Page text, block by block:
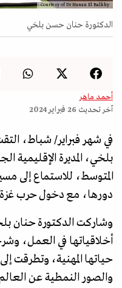
Courtesy of Dr Hanan El Balkhy
الدكتورة حنان حسن بلخي
أحمد ماهر
آخر تحديث 26 فبراير 2024
في شهر فبراير/ شباط،
بلخي، المديرة الإقليمية
المتوسط، للاستماع إلى
دورها، مع دخول حرب
وشاركت الدكتورة حنان
أخلاقياتها في العمل،
حياتها المهنية، وتطرقت
والصور النمطية عن